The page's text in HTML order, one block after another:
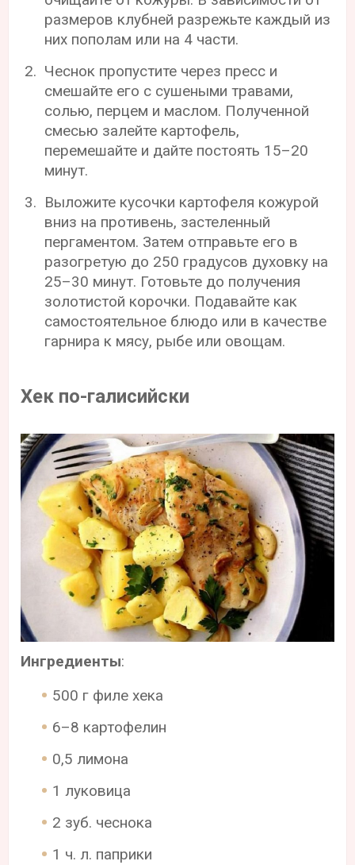
размеров клубней разрежьте каждый из
них пополам или на 4 части.
Чеснок пропустите через пресс и
смешайте его с сушеными травами,
солью, перцем и маслом. Полученной
смесью залейте картофель,
перемешайте и дайте постоять 15–20
минут.
Выложите кусочки картофеля кожурой
вниз на противень, застеленный
пергаментом. Затем отправьте его в
разогретую до 250 градусов духовку на
25–30 минут. Готовьте до получения
золотистой корочки. Подавайте как
самостоятельное блюдо или в качестве
гарнира к мясу, рыбе или овощам.
Хек по-галисийски
Ингредиенты:
500 г филе хека
6–8 картофелин
0,5 лимона
1 луковица
2 зуб. чеснока
1 ч. л. паприки